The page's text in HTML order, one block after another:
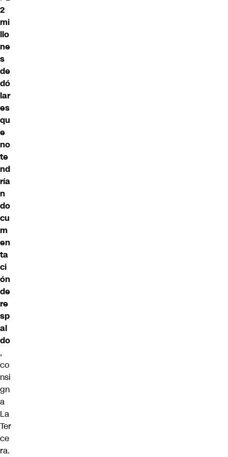
2
mi
llo
ne
s
de
dó
lar
es
qu
e
no
te
nd
ría
n
do
cu
m
en
ta
ci
ón
de
re
sp
al
do
,
co
nsi
gn
a
La
Ter
ce
ra.